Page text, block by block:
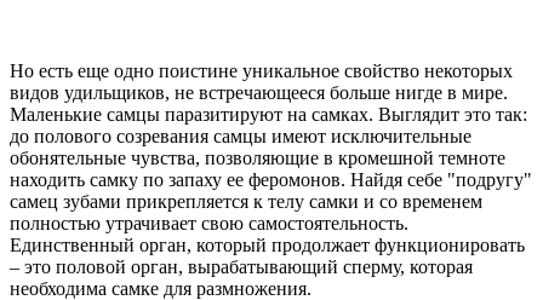
Но есть еще одно поистине уникальное свойство некоторых
видов удильщиков, не встречающееся больше нигде в мире.
Маленькие самцы паразитируют на самках. Выглядит это так:
до полового созревания самцы имеют исключительные
обонятельные чувства, позволяющие в кромешной темноте
находить самку по запаху ее феромонов. Найдя себе "подругу"
самец зубами прикрепляется к телу самки и со временем
полностью утрачивает свою самостоятельность.
Единственный орган, который продолжает функционировать
– это половой орган, вырабатывающий сперму, которая
необходима самке для размножения.